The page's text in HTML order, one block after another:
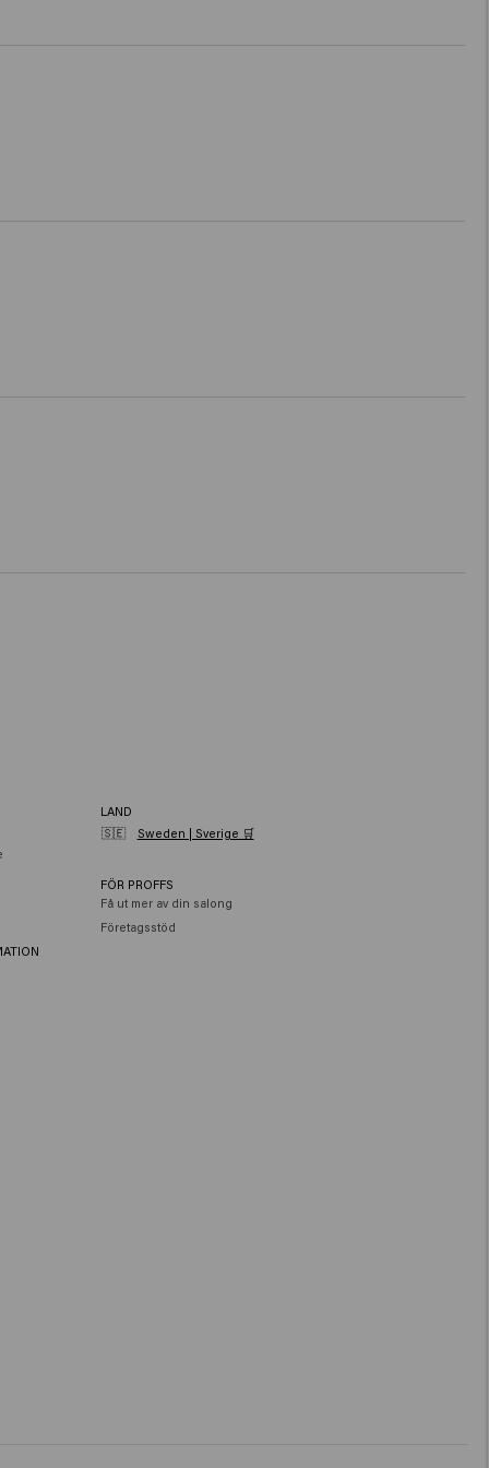
LAND
🇸🇪
Sweden | Sverige 🛒
FÖR PROFFS
Få ut mer av din salong
Företagsstöd